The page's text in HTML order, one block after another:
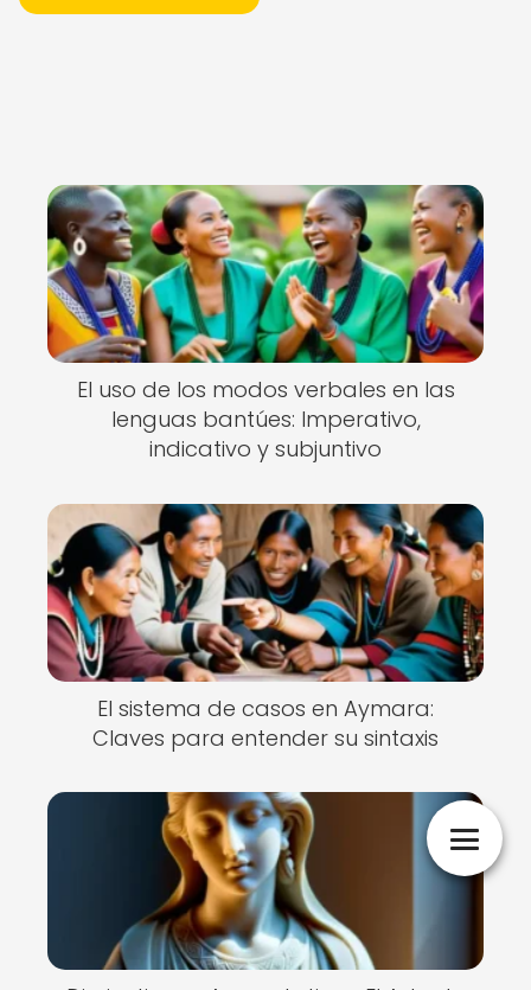
El uso de los modos verbales en las
lenguas bantúes: Imperativo,
indicativo y subjuntivo
El sistema de casos en Aymara:
Claves para entender su sintaxis